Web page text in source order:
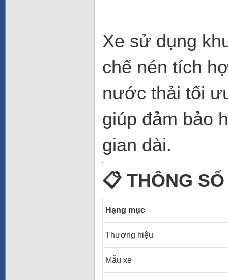
Xe sử dụng
chế nén tích
nước thải tối
giúp đảm bảo
gian dài.
📋 THÔNG
Hạng mục
Thương hiệu
Mẫu xe